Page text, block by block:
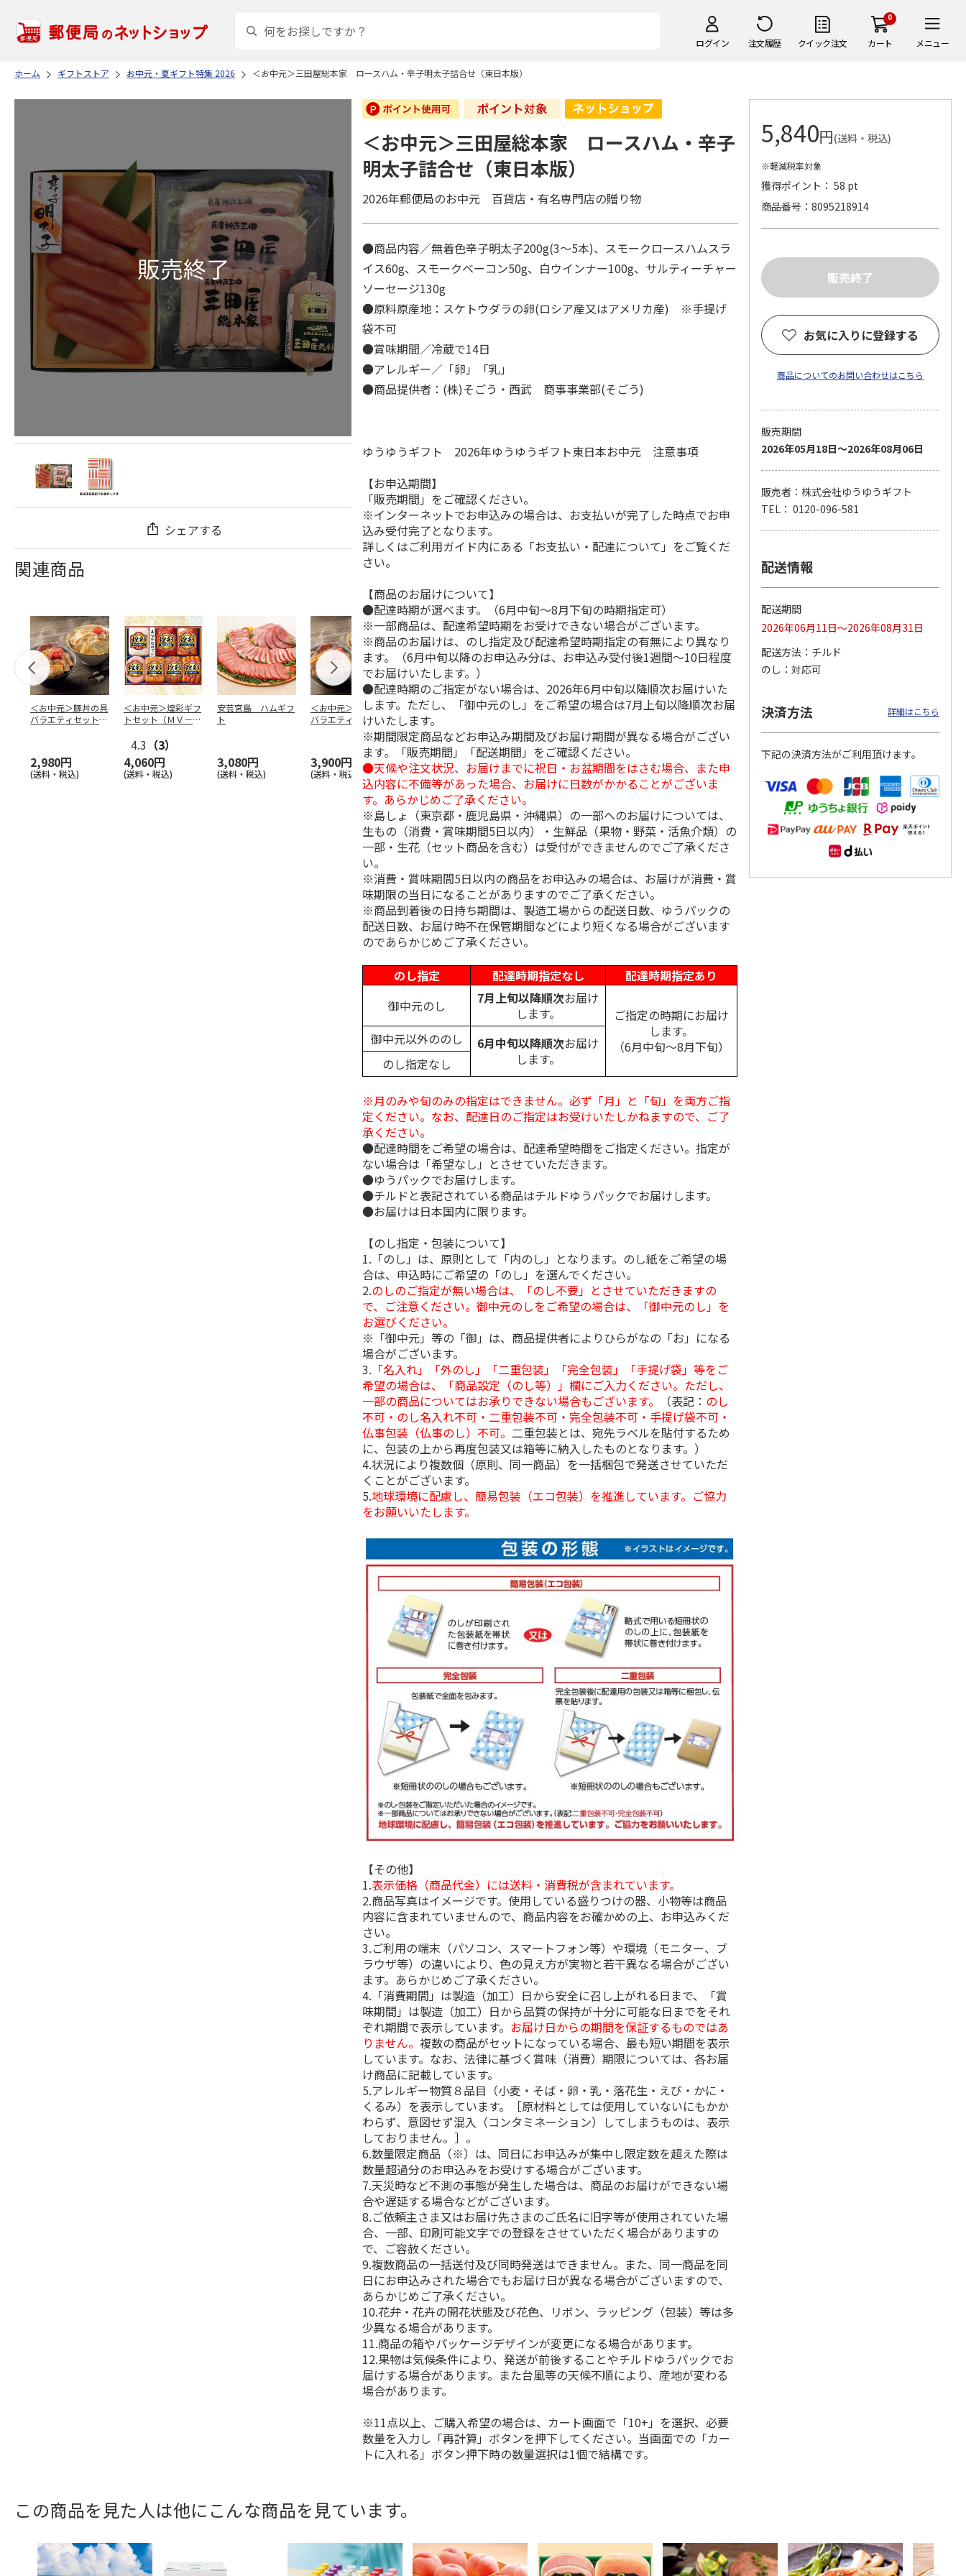
ログイン 注文履歴 クイック注文
0
カート メニュー
ホーム ギフトストア お中元・夏ギフト特集 2026 ＜お中元＞三田屋総本家 ロースハム・辛子明太子詰合せ（東日本版）
シェアする
関連商品
＜お中元＞豚丼の具
バラエティセット
2,980円
(送料・税込)
＜お中元＞煌彩ギフ
トセット（ＭＶ－５
4.3 （3）
4,060円
(送料・税込)
安芸宮島 ハムギフ
ト
3,080円
(送料・税込)
＜お中元＞豚丼の具
バラエティセット
3,900円
(送料・税込)
＜お中元＞【冷凍】
６種類のお肉ソムリ
エアソートＢＯＸ
5,980円
(送料・税込)
＜お中元＞やまがた
０ｇ×６
5.0（1）
3,780円
(送料・税込)
＜お中元＞モクモ
ソーセージセット
3,240円
(送料・税込)
【冷凍】北海道直送
店 豚丼6食セット
3,980円
(送料別・税込)
＜お中元＞やまがた
雪豚ロースみそ漬７
０ｇ×５
3,240円
＜お中元＞＜帯広
豚丼一番＞特上豚丼
の具３種セット
4,980円
(送料・税込)
＜お中元＞三田屋総本家 ロースハム・辛子
明太子詰合せ（東日本版）
2026年郵便局のお中元 百貨店・有名専門店の贈り物
●商品内容／無着色辛子明太子200g(3～5本)、スモークロースハムスラ
イス60g、スモークベーコン50g、白ウインナー100g、サルティーチャー
ソーセージ130g
●原料原産地：スケトウダラの卵(ロシア産又はアメリカ産) ※手提げ
袋不可
●賞味期間／冷蔵で14日
●アレルギー／「卵」「乳」
●商品提供者：(株)そごう・西武 商事事業部(そごう)
ゆうゆうギフト 2026年ゆうゆうギフト東日本お中元 注意事項
【お申込期間】
「販売期間」をご確認ください。
※インターネットでお申込みの場合は、お支払いが完了した時点でお申
込み受付完了となります。
詳しくはご利用ガイド内にある「お支払い・配達について」をご覧くだ
さい。
【商品のお届けについて】
●配達時期が選べます。（6月中旬～8月下旬の時期指定可）
※一部商品は、配達希望時期をお受けできない場合がございます。
※商品のお届けは、のし指定及び配達希望時期指定の有無により異なり
ます。（6月中旬以降のお申込み分は、お申込み受付後1週間～10日程度
でお届けいたします。）
●配達時期のご指定がない場合は、2026年6月中旬以降順次お届けいた
します。ただし、「御中元のし」をご希望の場合は7月上旬以降順次お届
けいたします。
※期間限定商品などお申込み期間及びお届け期間が異なる場合がござい
ます。「販売期間」「配送期間」をご確認ください。
●天候や注文状況、お届けまでに祝日・お盆期間をはさむ場合、また申
込内容に不備等があった場合、お届けに日数がかかることがございま
す。あらかじめご了承ください。
※島しょ（東京都・鹿児島県・沖縄県）の一部へのお届けについては、
生もの（消費・賞味期間5日以内）・生鮮品（果物・野菜・活魚介類）の
一部・生花（セット商品を含む）は受付ができませんのでご了承くださ
い。
※消費・賞味期間5日以内の商品をお申込みの場合は、お届けが消費・賞
味期限の当日になることがありますのでご了承ください。
※商品到着後の日持ち期間は、製造工場からの配送日数、ゆうパックの
配送日数、お届け時不在保管期間などにより短くなる場合がございます
のであらかじめご了承ください。
のし指定
配達時期指定なし
配達時期指定あり
御中元のし
7月上旬以降順次お届け
します。
ご指定の時期にお届け
します。
（6月中旬～8月下旬）
御中元以外ののし 6月中旬以降順次お届け
します。
のし指定なし
※月のみや旬のみの指定はできません。必ず「月」と「旬」を両方ご指
定ください。なお、配達日のご指定はお受けいたしかねますので、ご了
承ください。
●配達時間をご希望の場合は、配達希望時間をご指定ください。指定が
ない場合は「希望なし」とさせていただきます。
●ゆうパックでお届けします。
●チルドと表記されている商品はチルドゆうパックでお届けします。
●お届けは日本国内に限ります。
【のし指定・包装について】
1.「のし」は、原則として「内のし」となります。のし紙をご希望の場
合は、申込時にご希望の「のし」を選んでください。
2.のしのご指定が無い場合は、「のし不要」とさせていただきますの
で、ご注意ください。御中元のしをご希望の場合は、「御中元のし」を
お選びください。
※「御中元」等の「御」は、商品提供者によりひらがなの「お」になる
場合がございます。
3. 「名入れ」「外のし」「二重包装」「完全包装」「手提げ袋」等をご
希望の場合は、「商品設定（のし等）」欄にご入力ください。ただし、
一部の商品についてはお承りできない場合もございます。
（表記： のし
不可・のし名入れ不可・二重包装不可・完全包装不可・手提げ袋不可・
仏事包装（仏事のし）不可。 二重包装とは、宛先ラベルを貼付するため
に、包装の上から再度包装又は箱等に納入したものとなります。）
4.状況により複数個（原則、同一商品）を一括梱包で発送させていただ
くことがございます。
5.地球環境に配慮し、簡易包装（エコ包装）を推進しています。ご協力
をお願いいたします。
【その他】
1.表示価格（商品代金）には送料・消費税が含まれています。
2.商品写真はイメージです。使用している盛りつけの器、小物等は商品
内容に含まれていませんので、商品内容をお確かめの上、お申込みくだ
さい。
3.ご利用の端末（パソコン、スマートフォン等）や環境（モニター、ブ
ラウザ等）の違いにより、色の見え方が実物と若干異なる場合がござい
ます。あらかじめご了承ください。
4.「消費期間」は製造（加工）日から安全に召し上がれる日まで、「賞
味期間」は製造（加工）日から品質の保持が十分に可能な日までをそれ
ぞれ期間で表示しています。 お届け日からの期間を保証するものではあ
りません。複数の商品がセットになっている場合、最も短い期間を表示
しています。なお、法律に基づく賞味（消費）期限については、各お届
け商品に記載しています。
5.アレルギー物質８品目（小麦・そば・卵・乳・落花生・えび・かに・
くるみ）を表示しています。［原材料としては使用していないにもかか
わらず、意図せず混入（コンタミネーション）してしまうものは、表示
しておりません。］。
6.数量限定商品（※）は、同日にお申込みが集中し限定数を超えた際は
数量超過分のお申込みをお受けする場合がございます。
7.天災時など不測の事態が発生した場合は、商品のお届けができない場
合や遅延する場合などがございます。
8.ご依頼主さま又はお届け先さまのご氏名に旧字等が使用されていた場
合、一部、印刷可能文字での登録をさせていただく場合がありますの
で、ご容赦ください。
9.複数商品の一括送付及び同時発送はできません。また、同一商品を同
日にお申込みされた場合でもお届け日が異なる場合がございますので、
あらかじめご了承ください。
10.花弁・花卉の開花状態及び花色、リボン、ラッピング（包装）等は多
少異なる場合があります。
11.商品の箱やパッケージデザインが変更になる場合があります。
12.果物は気候条件により、発送が前後することやチルドゆうパックでお
届けする場合があります。また台風等の天候不順により、産地が変わる
場合があります。
※11点以上、ご購入希望の場合は、カート画面で「10+」を選択、必要
数量を入力し「再計算」ボタンを押下してください。当画面での「カー
トに入れる」ボタン押下時の数量選択は1個で結構です。
5,840円(送料・税込)
※軽減税率対象
獲得ポイント： 58 pt
商品番号
8095218914
お気に入りに登録する
商品についてのお問い合わせはこちら
販売期間
2026年05月18日～2026年08月06日
販売者：株式会社ゆうゆうギフト
TEL： 0120-096-581
配送情報
配送期間
2026年06月11日～2026年08月31日
配送方法
チルド
のし
対応可
決済方法 詳細はこちら
下記の決済方法がご利用頂けます。
この商品を見た人は他にこんな商品を見ています。